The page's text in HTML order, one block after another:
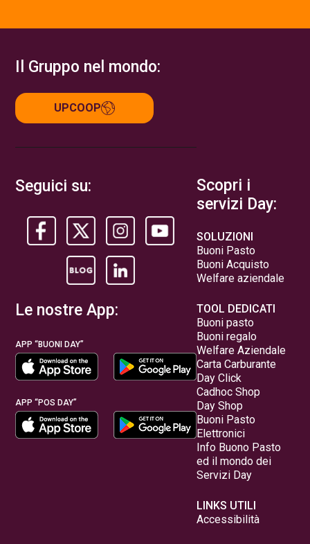
Il Gruppo nel mondo:
UPCOOP
Seguici su:
Le nostre App:
APP “BUONI DAY”
APP “POS DAY”
Scopri i
servizi Day:
SOLUZIONI
Buoni Pasto
Buoni Acquisto
Welfare aziendale
TOOL DEDICATI
Buoni pasto
Buoni regalo
Welfare Aziendale
Carta Carburante
Day Click
Cadhoc Shop
Day Shop
Buoni Pasto
Elettronici
Info Buono Pasto
ed il mondo dei
Servizi Day
LINKS UTILI
Accessibilità